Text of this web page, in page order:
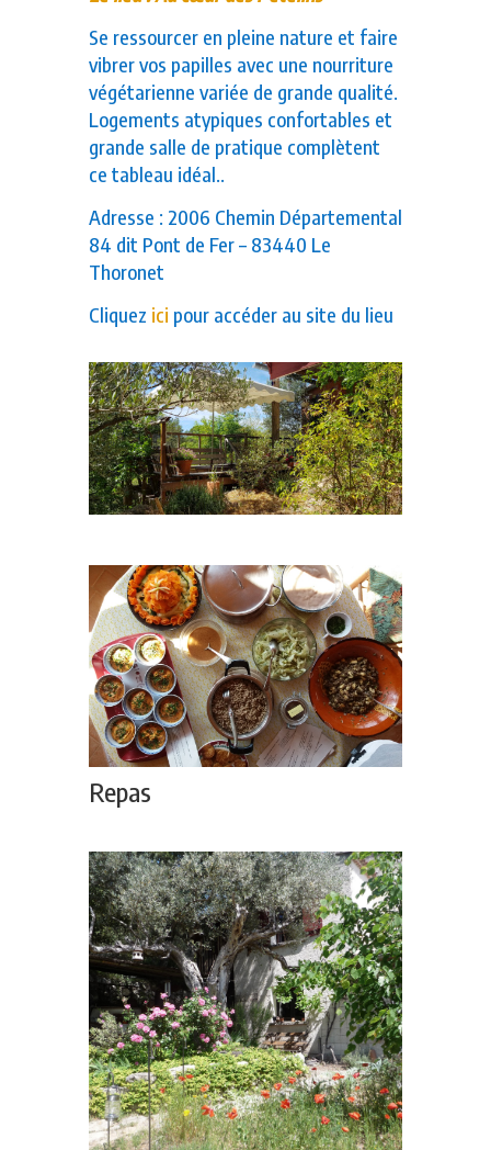
Se ressourcer en pleine nature et faire
vibrer vos papilles avec une nourriture
végétarienne variée de grande qualité.
Logements atypiques confortables et
grande salle de pratique complètent
ce tableau idéal..
Adresse : 2006 Chemin Départemental
84 dit Pont de Fer – 83440 Le
Thoronet
Cliquez ici pour accéder au site du lieu
Repas